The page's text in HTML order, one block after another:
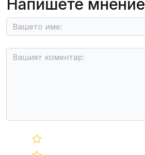
Напишете мнение